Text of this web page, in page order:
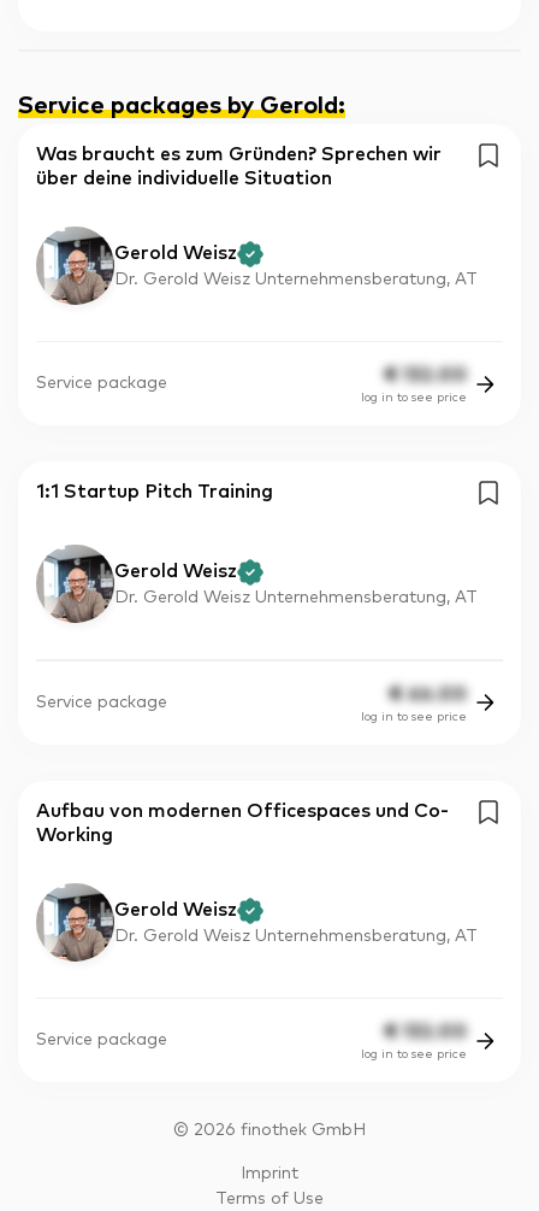
Service packages by Gerold:
Was braucht es zum Gründen? Sprechen wir
über deine individuelle Situation
Gerold Weisz
Dr. Gerold Weisz Unternehmensberatung, AT
Service package € 132.00
log in to see price
1:1 Startup Pitch Training
Gerold Weisz
Dr. Gerold Weisz Unternehmensberatung, AT
Service package € 66.00
log in to see price
Aufbau von modernen Officespaces und Co-
Working
Gerold Weisz
Dr. Gerold Weisz Unternehmensberatung, AT
Service package € 132.00
log in to see price
© 2026 finothek GmbH
Imprint
Terms of Use